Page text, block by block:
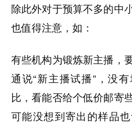
除此外对于预算不多的中
也值得注意，如：
有些机构为锻炼新主播，
通说“新主播试播”，没
比，看能否给个低价邮寄
可能没想到寄出的样品